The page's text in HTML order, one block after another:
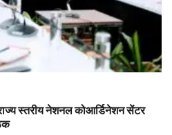
स्तरीय नेशनल कोआर्डिनेशन सेंटर